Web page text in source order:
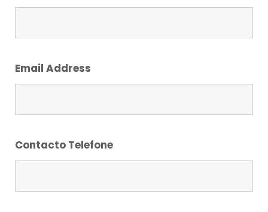
Email Address
Contacto Telefone